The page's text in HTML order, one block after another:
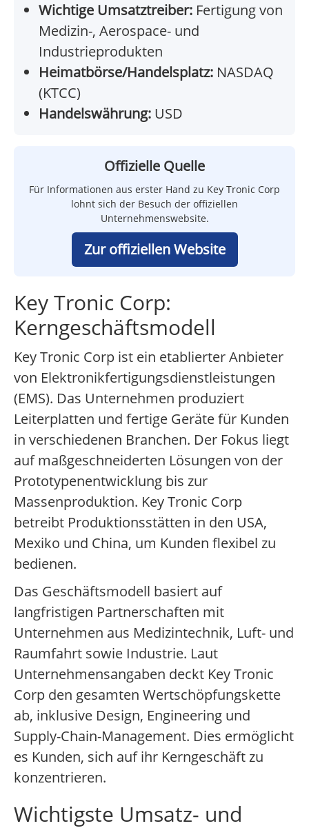
Wichtige Umsatztreiber: Fertigung von
Medizin-, Aerospace- und
Industrieprodukten
Heimatbörse/Handelsplatz: NASDAQ
(KTCC)
Handelswährung: USD
Offizielle Quelle
Für Informationen aus erster Hand zu Key Tronic Corp
lohnt sich der Besuch der offiziellen
Unternehmenswebsite.
Zur offiziellen Website
Key Tronic Corp:
Kerngeschäftsmodell
Key Tronic Corp ist ein etablierter Anbieter
von Elektronikfertigungsdienstleistungen
(EMS). Das Unternehmen produziert
Leiterplatten und fertige Geräte für Kunden
in verschiedenen Branchen. Der Fokus liegt
auf maßgeschneiderten Lösungen von der
Prototypenentwicklung bis zur
Massenproduktion. Key Tronic Corp
betreibt Produktionsstätten in den USA,
Mexiko und China, um Kunden flexibel zu
bedienen.
Das Geschäftsmodell basiert auf
langfristigen Partnerschaften mit
Unternehmen aus Medizintechnik, Luft- und
Raumfahrt sowie Industrie. Laut
Unternehmensangaben deckt Key Tronic
Corp den gesamten Wertschöpfungskette
ab, inklusive Design, Engineering und
Supply-Chain-Management. Dies ermöglicht
es Kunden, sich auf ihr Kerngeschäft zu
konzentrieren.
Wichtigste Umsatz- und